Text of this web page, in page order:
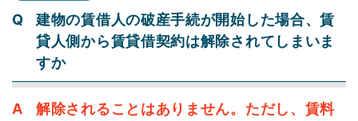
建物の賃借人の破産手続が開始した場合、賃
貸人側から賃貸借契約は解除されてしまいま
すか
解除されることはありません。ただし、賃料